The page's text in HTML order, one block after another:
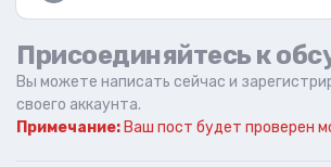
Присоединяйтесь к
Вы можете написать сейчас и
своего аккаунта.
Примечание: Ваш пост будет проверен